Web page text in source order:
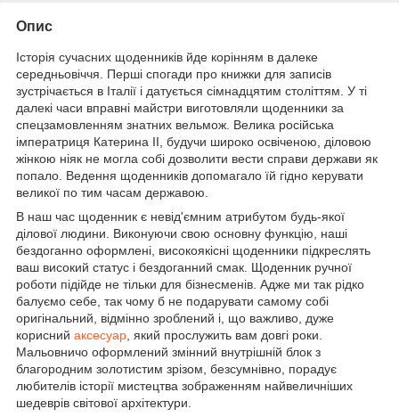
Опис
Історія сучасних щоденників йде корінням в далеке
середньовіччя. Перші спогади про книжки для записів
зустрічається в Італії і датується сімнадцятим століттям. У ті
далекі часи вправні майстри виготовляли щоденники за
спецзамовленням знатних вельмож. Велика російська
імператриця Катерина II, будучи широко освіченою, діловою
жінкою ніяк не могла собі дозволити вести справи держави як
попало. Ведення щоденників допомагало їй гідно керувати
великої по тим часам державою.
В наш час щоденник є невід'ємним атрибутом будь-якої
ділової людини. Виконуючи свою основну функцію, наші
бездоганно оформлені, високоякісні щоденники підкреслять
ваш високий статус і бездоганний смак. Щоденник ручної
роботи підійде не тільки для бізнесменів. Адже ми так рідко
балуємо себе, так чому б не подарувати самому собі
оригінальний, відмінно зроблений і, що важливо, дуже
корисний аксесуар, який прослужить вам довгі роки.
Мальовничо оформлений змінний внутрішній блок з
благородним золотистим зрізом, безсумнівно, порадує
любителів історії мистецтва зображенням найвеличніших
шедеврів світової архітектури.